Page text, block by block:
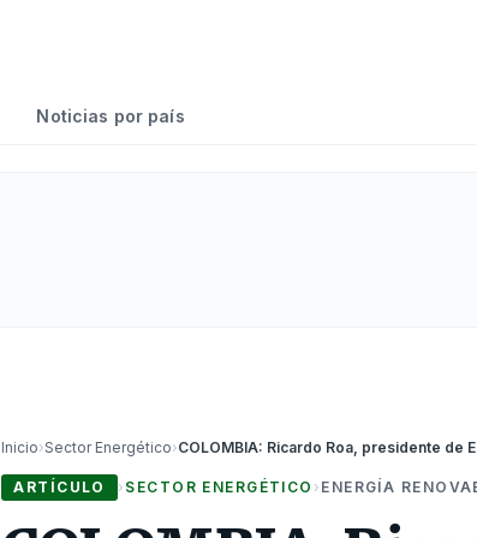
Noticias por país
Inicio›Sector Energético›
ARTÍCULO › SECTOR ENERGÉTICO › ENERGÍA